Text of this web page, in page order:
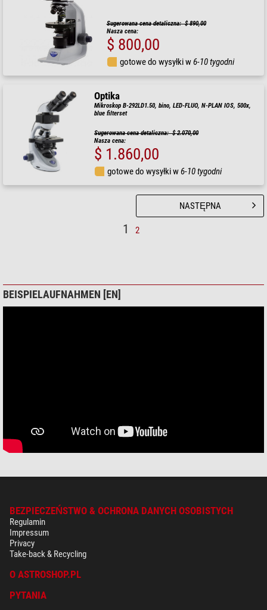
Sugerowana cena detaliczna: $ 890,00
Nasza cena:
$ 800,00
gotowe do wysyłki w6-10 tygodni
Optika
Mikroskop B-292LD1.50, bino, LED-FLUO, N-PLAN IOS, 500x,
blue filterset
Sugerowana cena detaliczna: $ 2.070,00
Nasza cena:
$ 1.860,00
gotowe do wysyłki w6-10 tygodni
1 2
NASTĘPNA
BEISPIELAUFNAHMEN [EN]
BEZPIECZEŃSTWO & OCHRONA DANYCH OSOBISTYCH
Regulamin
Impressum
Privacy
Take-back & Recycling
O ASTROSHOP.PL
PYTANIA